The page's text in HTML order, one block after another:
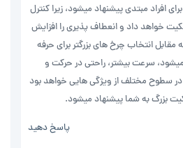
افراد مبتدی پیشنهاد میشود، زیرا کنترل
خواهد داد و انعطاف پذیری را افزایش
انتخاب چرخ های بزرگتر برای حرفه
سرعت بیشتر، راحتی در حرکت و
در سطوح مختلف از ویژگی هایی خواهد بود
بزرگ به شما پیشنهاد میشود.
پاسخ دهید